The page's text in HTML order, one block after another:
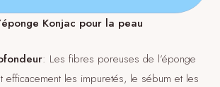
Konjac pour la peau
: Les fibres poreuses de l’éponge
efficacement les impuretés, le sébum et les